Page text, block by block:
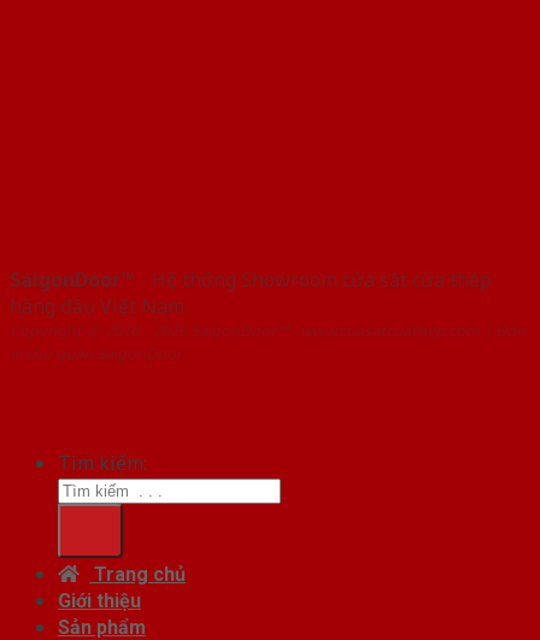
SaigonDoor™ - Hệ thống Showroom cửa sắt cửa thép
hàng đầu Việt Nam
Copyright ⓒ 2016 – 2026 SaigonDoor™ - www.cuasatcuathep.com | Đơn
vị chủ quản SaigonDoor
Tìm kiếm:
Trang chủ
Giới thiệu
Sản phẩm